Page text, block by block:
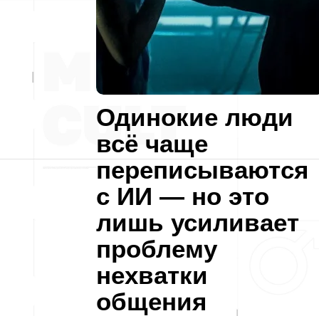
Одинокие люди
всё чаще
переписываются
с ИИ — но это
лишь усиливает
проблему
нехватки
общения